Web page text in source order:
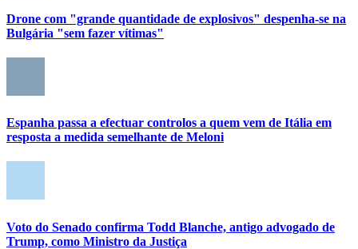
Drone com "grande quantidade de explosivos" despenha-se na
Bulgária "sem fazer vítimas"
Espanha passa a efectuar controlos a quem vem de Itália em
resposta a medida semelhante de Meloni
Voto do Senado confirma Todd Blanche, antigo advogado de
Trump, como Ministro da Justiça